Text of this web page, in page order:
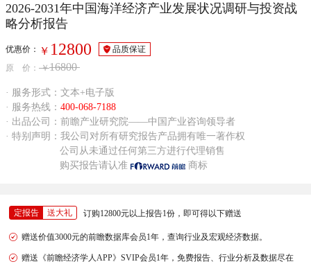
2026-2031年中国海洋经济产业发展状况调研与投资战
略分析报告
优惠价： ￥ 12800
品质保证
原 价： ￥16800
· 服务形式：文本+电子版
· 服务热线： 400-068-7188
· 出品公司：前瞻产业研究院——中国产业咨询领导者
· 特别声明：我公司对所有研究报告产品拥有唯一著作权
公司从未通过任何第三方进行代理销售
购买报告请认准
商标
定报告 送大礼 订购12800元以上报告1份，即可得以下赠送
赠送价值3000元的前瞻数据库会员1年，查询行业及宏观经济数据。
赠送《前瞻经济学人APP》SVIP会员1年，免费报告、行业分析及数据尽在